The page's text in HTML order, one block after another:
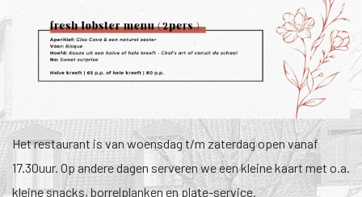
Het restaurant is van woensdag t/m zaterdag open vanaf
17.30uur. Op andere dagen serveren we een kleine kaart met o.a.
kleine snacks, borrelplanken en plate-service.